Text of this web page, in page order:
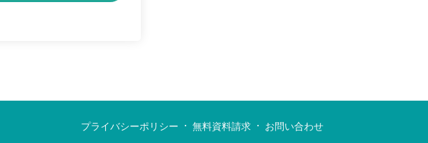
プライバシーポリシー · 無料資料請求 · お問い合わせ